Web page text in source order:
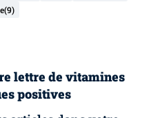
(9)
lettre de vitamines
positives